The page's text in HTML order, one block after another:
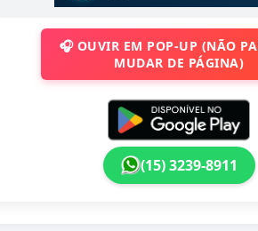
🎧 OUVIR EM POP-UP (NÃO
MUDAR DE PÁGINA)
(15) 3239-8911